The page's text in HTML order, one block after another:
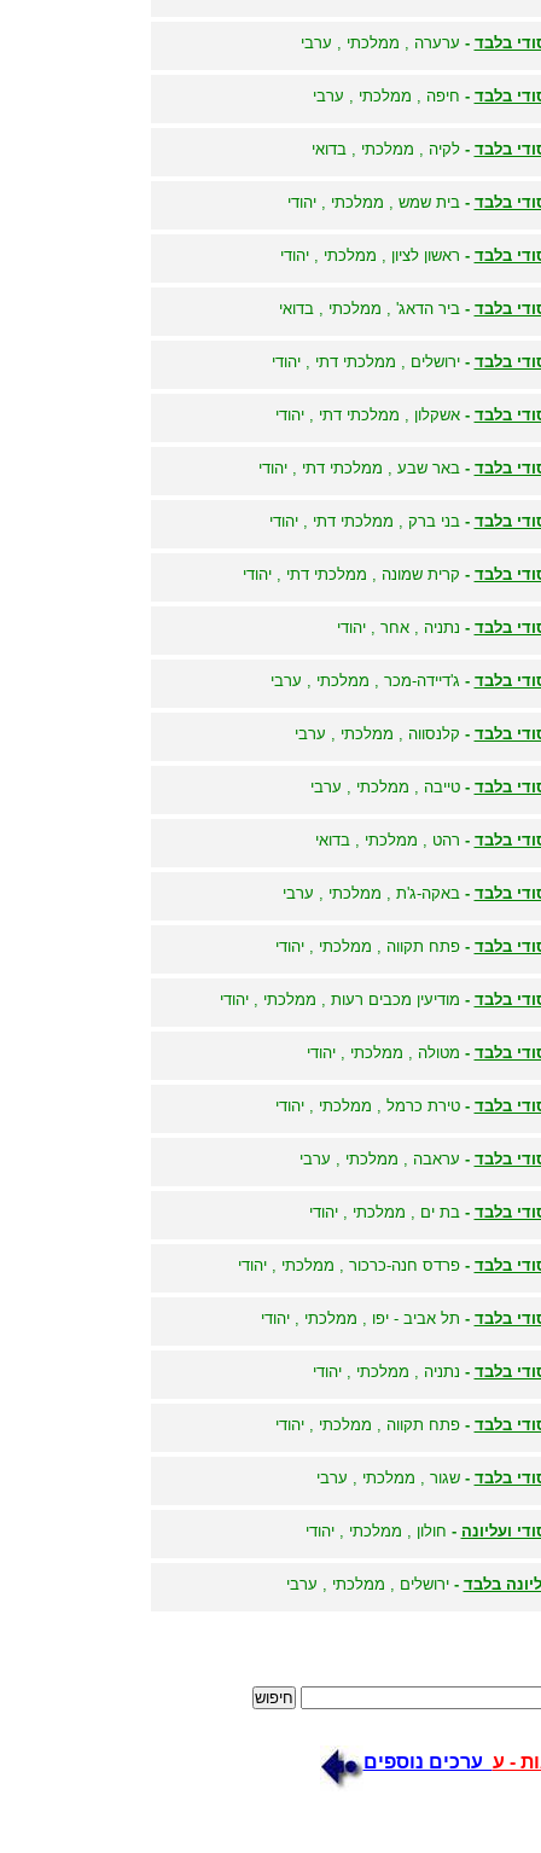
בלבד - ערערה , ממלכתי , ערבי
בלבד - חיפה , ממלכתי , ערבי
בלבד -לקיה , ממלכתי , בדואי
בלבד -בית שמש , ממלכתי , יהודי
בלבד - ראשון לציון , ממלכתי , יהודי
בלבד -ביר הדאג' , ממלכתי , בדואי
בלבד -ירושלים , ממלכתי דתי , יהודי
בלבד -אשקלון , ממלכתי דתי , יהודי
בלבד -באר שבע , ממלכתי דתי , יהודי
בלבד -בני ברק , ממלכתי דתי , יהודי
בלבד - קרית שמונה , ממלכתי דתי , יהודי
בלבד - נתניה , אחר , יהודי
בלבד - ג'דיידה-מכר , ממלכתי , ערבי
בלבד - קלנסווה , ממלכתי , ערבי
בלבד -טייבה , ממלכתי , ערבי
בלבד - רהט , ממלכתי , בדואי
בלבד -באקה-ג'ת , ממלכתי , ערבי
בלבד -פתח תקווה , ממלכתי , יהודי
בלבד - מודיעין מכבים רעות , ממלכתי , יהודי
בלבד - מטולה , ממלכתי , יהודי
בלבד -טירת כרמל , ממלכתי , יהודי
בלבד - עראבה , ממלכתי , ערבי
בלבד -בת ים , ממלכתי , יהודי
בלבד -פרדס חנה-כרכור , ממלכתי , יהודי
בלבד - תל אביב - יפו , ממלכתי , יהודי
בלבד - נתניה , ממלכתי , יהודי
בלבד -פתח תקווה , ממלכתי , יהודי
בלבד -שגור , ממלכתי , ערבי
ועליונה - חולון , ממלכתי , יהודי
בלבד -ירושלים , ממלכתי , ערבי
- ע ערכים נוספים